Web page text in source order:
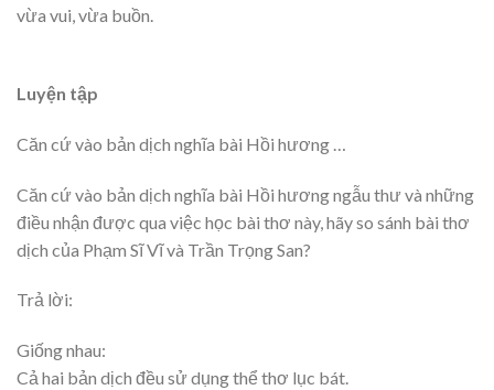
vừa vui, vừa buồn.
Luyện tập
Căn cứ vào bản dịch nghĩa bài Hồi hương …
Căn cứ vào bản dịch nghĩa bài Hồi hương ngẫu thư và những
điều nhận được qua việc học bài thơ này, hãy so sánh bài thơ
dịch của Phạm Sĩ Vĩ và Trần Trọng San?
Trả lời:
Giống nhau:
Cả hai bản dịch đều sử dụng thể thơ lục bát.